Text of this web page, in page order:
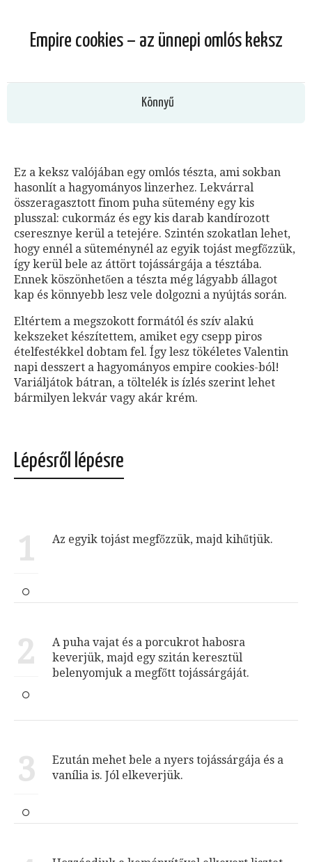
Empire cookies – az ünnepi omlós keksz
Könnyű
Ez a keksz valójában egy omlós tészta, ami sokban
hasonlít a hagyományos linzerhez. Lekvárral
összeragasztott finom puha sütemény egy kis
plusszal: cukormáz és egy kis darab kandírozott
cseresznye kerül a tetejére. Szintén szokatlan lehet,
hogy ennél a süteménynél az egyik tojást megfőzzük,
így kerül bele az áttört tojássárgája a tésztába.
Ennek köszönhetően a tészta még lágyabb állagot
kap és könnyebb lesz vele dolgozni a nyújtás során.
Eltértem a megszokott formától és szív alakú
kekszeket készítettem, amiket egy csepp piros
ételfestékkel dobtam fel. Így lesz tökéletes Valentin
napi desszert a hagyományos empire cookies-ból!
Variáljátok bátran, a töltelék is ízlés szerint lehet
bármilyen lekvár vagy akár krém.
Lépésről lépésre
1 Az egyik tojást megfőzzük, majd kihűtjük.
2
A puha vajat és a porcukrot habosra
keverjük, majd egy szitán keresztül
belenyomjuk a megfőtt tojássárgáját.
3
Ezután mehet bele a nyers tojássárgája és a
vanília is. Jól elkeverjük.